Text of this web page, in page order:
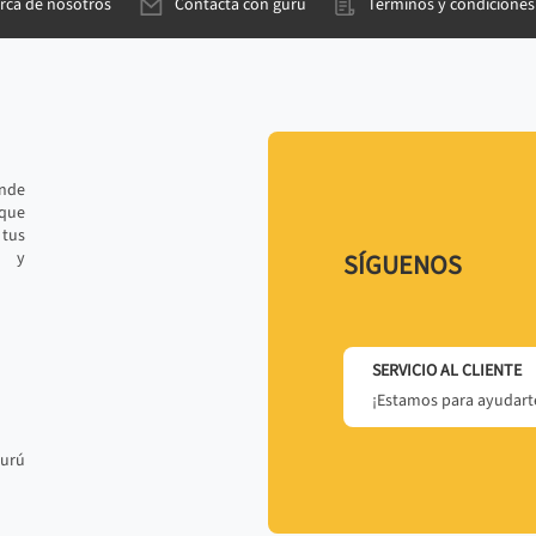
de nosotros Contacta con gurú Términos y condiciones
y
SÍGUENOS
SERVICIO AL CLIENTE
¡Estamos para